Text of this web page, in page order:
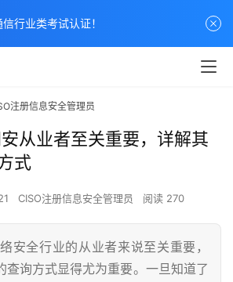
注册信息安全管理员
从业者至关重要，详解其
式
CISO注册信息安全管理员 阅读 270
安全行业的从业者来说至关重要，
查询方式显得尤为重要。一旦知道了
行业类考试认证！